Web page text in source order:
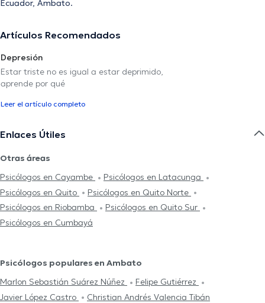
Ecuador, Ambato.
Artículos Recomendados
Depresión
Estar triste no es igual a estar deprimido,
aprende por qué
Leer el artículo completo
Enlaces Útiles
Otras áreas
Psicólogos en Cayambe
Psicólogos en Latacunga
Psicólogos en Quito
Psicólogos en Quito Norte
Psicólogos en Riobamba
Psicólogos en Quito Sur
Psicólogos en Cumbayá
Psicólogos populares en Ambato
Marlon Sebastián Suárez Núñez
Felipe Gutiérrez
Javier López Castro
Christian Andrés Valencia Tibán